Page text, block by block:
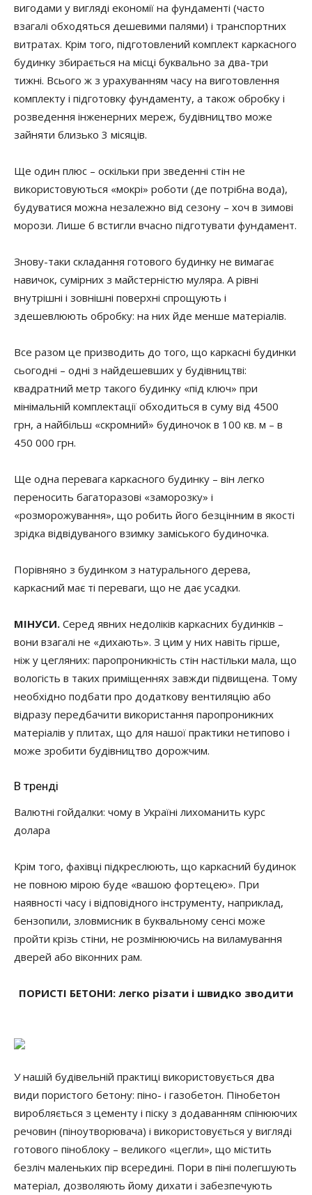
вигодами у вигляді економії на фундаменті (часто
взагалі обходяться дешевими палями) і транспортних
витратах. Крім того, підготовлений комплект каркасного
будинку збирається на місці буквально за два-три
тижні. Всього ж з урахуванням часу на виготовлення
комплекту і підготовку фундаменту, а також обробку і
розведення інженерних мереж, будівництво може
зайняти близько 3 місяців.
Ще один плюс – оскільки при зведенні стін не
використовуються «мокрі» роботи (де потрібна вода),
будуватися можна незалежно від сезону – хоч в зимові
морози. Лише б встигли вчасно підготувати фундамент.
Знову-таки складання готового будинку не вимагає
навичок, сумірних з майстерністю муляра. А рівні
внутрішні і зовнішні поверхні спрощують і
здешевлюють обробку: на них йде менше матеріалів.
Все разом це призводить до того, що каркасні будинки
сьогодні – одні з найдешевших у будівництві:
квадратний метр такого будинку «під ключ» при
мінімальній комплектації обходиться в суму від 4500
грн, а найбільш «скромний» будиночок в 100 кв. м – в
450 000 грн.
Ще одна перевага каркасного будинку – він легко
переносить багаторазові «заморозку» і
«розморожування», що робить його безцінним в якості
зрідка відвідуваного взимку заміського будиночка.
Порівняно з будинком з натурального дерева,
каркасний має ті переваги, що не дає усадки.
МІНУСИ. Серед явних недоліків каркасних будинків –
вони взагалі не «дихають». З цим у них навіть гірше,
ніж у цегляних: паропроникність стін настільки мала, що
вологість в таких приміщеннях завжди підвищена. Тому
необхідно подбати про додаткову вентиляцію або
відразу передбачити використання паропроникних
матеріалів у плитах, що для нашої практики нетипово і
може зробити будівництво дорожчим.
В тренді
Валютні гойдалки: чому в Україні лихоманить курс
долара
Крім того, фахівці підкреслюють, що каркасний будинок
не повною мірою буде «вашою фортецею». При
наявності часу і відповідного інструменту, наприклад,
бензопили, зловмисник в буквальному сенсі може
пройти крізь стіни, не розмінюючись на виламування
дверей або віконних рам.
ПОРИСТІ БЕТОНИ: легко різати і швидко зводити
У нашій будівельній практиці використовується два
види пористого бетону: піно- і газобетон. Пінобетон
виробляється з цементу і піску з додаванням спінюючих
речовин (піноутворювача) і використовується у вигляді
готового піноблоку – великого «цегли», що містить
безліч маленьких пір всередині. Пори в піні полегшують
матеріал, дозволяють йому дихати і забезпечують